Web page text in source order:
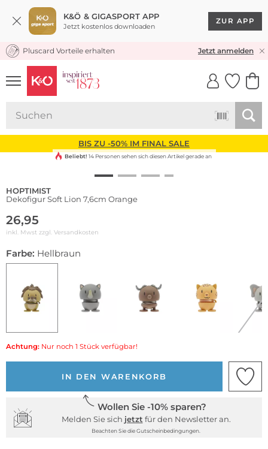
K&Ö & GIGASPORT APP
Jetzt kostenlos downloaden
ZUR APP
KOSTENLOSER VERSAND* & RÜCKVERSAND
Pluscard Vorteile erhalten Jetzt anmelden
UNSERE APP
CLICK &
BIS ZU -50% IM FINAL SALE
Beliebt! 14 Personen sehen sich diesen Artikel gerade an
HOPTIMIST
Dekofigur Soft Lion 7,6cm Orange
26,95
inkl. Mwst zzgl. Versandkosten
Farbe: Hellbraun
Achtung: Nur noch 1 Stück verfügbar!
IN DEN WARENKORB
Wollen Sie -10% sparen?
Melden Sie sich jetzt für den Newsletter an.
Beachten Sie die Gutscheinbedingungen.